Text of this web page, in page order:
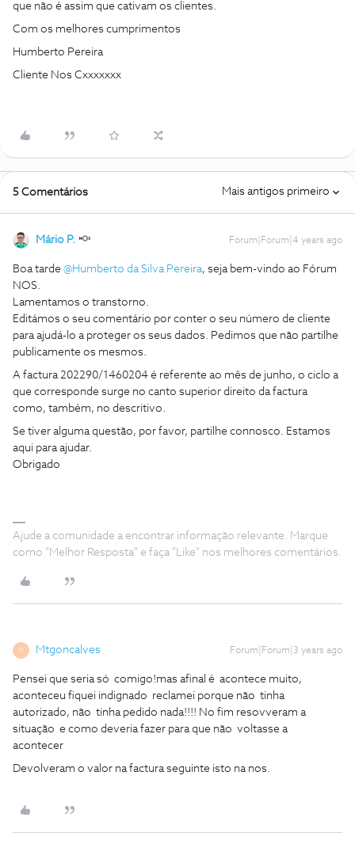
que não é assim que cativam os clientes.
Com os melhores cumprimentos
Humberto Pereira
Cliente Nos Cxxxxxxx
5 Comentários Mais antigos primeiro
Mário P. Forum|Forum|4 years ago
Boa tarde @Humberto da Silva Pereira, seja bem-vindo ao Fórum
NOS.
Lamentamos o transtorno.
Editámos o seu comentário por conter o seu número de cliente
para ajudá-lo a proteger os seus dados. Pedimos que não partilhe
publicamente os mesmos.
A factura 202290/1460204 é referente ao mês de junho, o ciclo a
que corresponde surge no canto superior direito da factura
como, também, no descritivo.
Se tiver alguma questão, por favor, partilhe connosco. Estamos
aqui para ajudar.
Obrigado
Ajude a comunidade a encontrar informação relevante. Marque
como "Melhor Resposta" e faça "Like" nos melhores comentários.
M Mtgoncalves Forum|Forum|3 years ago
Pensei que seria só comigo!mas afinal é acontece muito,
aconteceu fiquei indignado reclamei porque não tinha
autorizado, não tinha pedido nada!!!! No fim resovveram a
situação e como deveria fazer para que não voltasse a
acontecer
Devolveram o valor na factura seguinte isto na nos.